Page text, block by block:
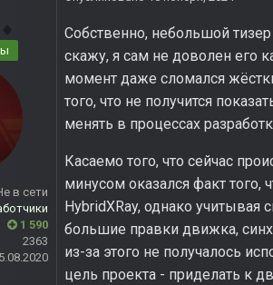
в сети
1 590
2363
Собственно, небольшой
скажу, я сам не доволен его
момент даже сломался
того, что не получится
менять в процессах
Касаемо того, что сейчас
минусом оказался факт того,
HybridXRay, однако
большие правки движка,
из-за этого не получалось
цель проекта - приделать к